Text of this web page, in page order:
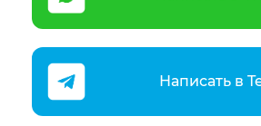
Написать в